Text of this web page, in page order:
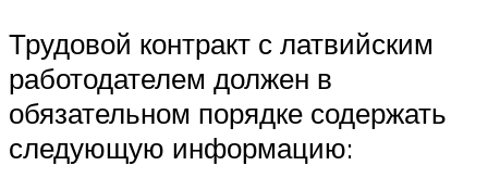
Трудовой контракт с латвийским
работодателем должен в
обязательном порядке содержать
следующую информацию: